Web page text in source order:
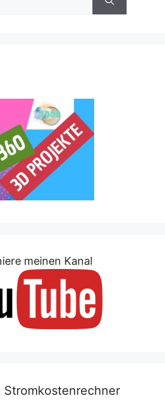
meinen Kanal
Stromkostenrechner